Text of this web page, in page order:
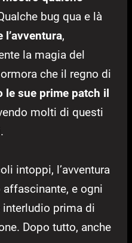
bug qua e là
,
la magia del
che il regno di
le sue prime patch il
molti di questi
intoppi, l’avventura
e ogni
interludio prima di
Dopo tutto, anche